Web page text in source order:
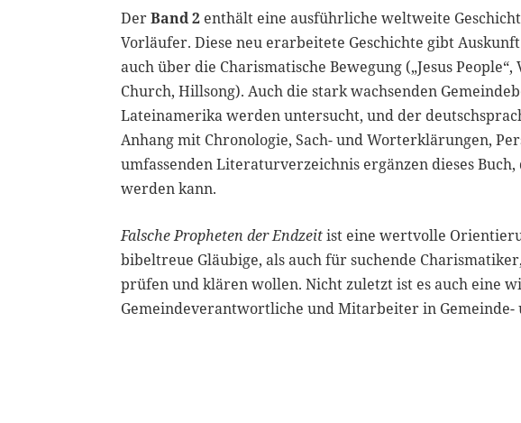
DerBand 2 enthält eine ausführliche weltweite
Vorläufer. Diese neu erarbeitete Geschichte gibt
auch über die Charismatische Bewegung („Jesus
Church, Hillsong). Auch die stark wachsenden
Lateinamerika werden untersucht, und der
Anhang mit Chronologie, Sach- und Worterklärungen,
umfassenden Literaturverzeichnis ergänzen dieses
werden kann.
Falsche Propheten der Endzeitist eine wertvolle
bibeltreue Gläubige, als auch für suchende
prüfen und klären wollen. Nicht zuletzt ist es auch eine
Gemeindeverantwortliche und Mitarbeiter in Gemeinde-